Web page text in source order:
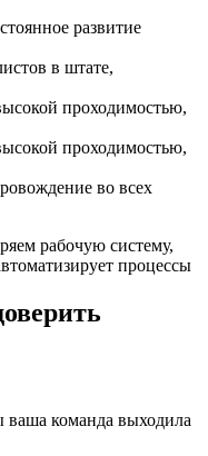
развитие
в штате,
проходимостью,
проходимостью,
во всех
рабочую систему,
процессы
ваша команда выходила